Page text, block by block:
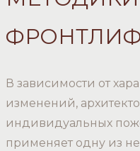
В зависимости от
изменений,
индивидуальных
применяет одну из